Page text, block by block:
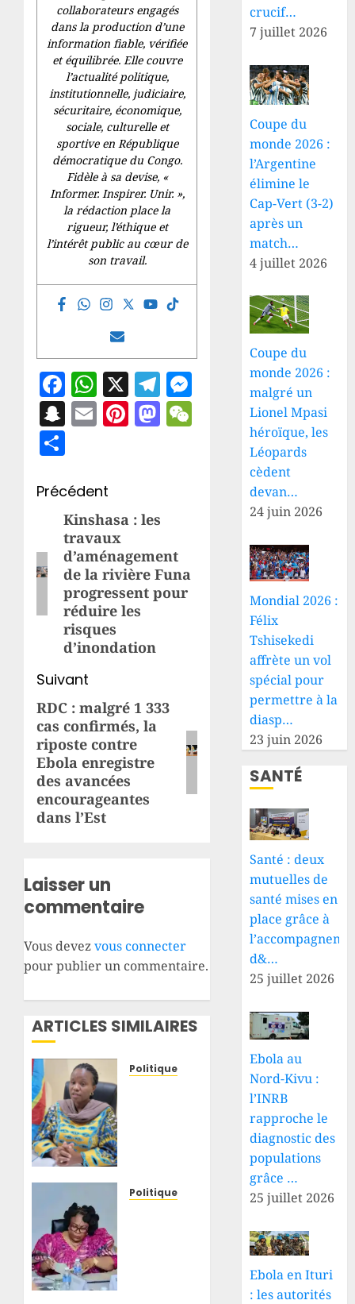
collaborateurs engagés
dans la production d’une
information fiable, vérifiée
et équilibrée. Elle couvre
l’actualité politique,
institutionnelle, judiciaire,
sécuritaire, économique,
sociale, culturelle et
sportive en République
démocratique du Congo.
Fidèle à sa devise, «
Informer. Inspirer. Unir.»,
la rédaction place la
rigueur, l’éthique et
l’intérêt public au cœur de
son travail.
Facebook
WhatsApp
X Telegram
Messenger
Snapchat
EmailPinterest
Mastodon
WeChat
Navigation
d’article
Précédent
Article
précédent:
Kinshasa : les
travaux
d’aménagement
de la rivière Funa
progressent pour
réduire les
risques
d’inondation
Suivant
Article
suivant:
RDC : malgré 1 333
cas confirmés, la
riposte contre
Ebola enregistre
des avancées
encourageantes
dans l’Est
Laisser un
commentaire
Vous devezvous connecter
pour publier un commentaire.
ARTICLES SIMILAIRES
Politique
sur 11
Politique
crucif…
7 juillet 2026
Coupe du
monde 2026 :
l’Argentine
élimine le
Cap-Vert (3-2)
après un
match…
4 juillet 2026
Coupe du
monde 2026 :
malgré un
Lionel Mpasi
héroïque, les
Léopards
cèdent
devan…
24 juin 2026
Mondial 2026 :
Félix
Tshisekedi
affrète un vol
spécial pour
permettre à la
diasp…
23 juin 2026
SANTÉ
Santé : deux
mutuelles de
santé mises en
place grâce à
d&…
25 juillet 2026
Ebola au
Nord-Kivu :
l’INRB
rapproche le
diagnostic des
populations
grâce …
25 juillet 2026
Ebola en Ituri
: les autorités